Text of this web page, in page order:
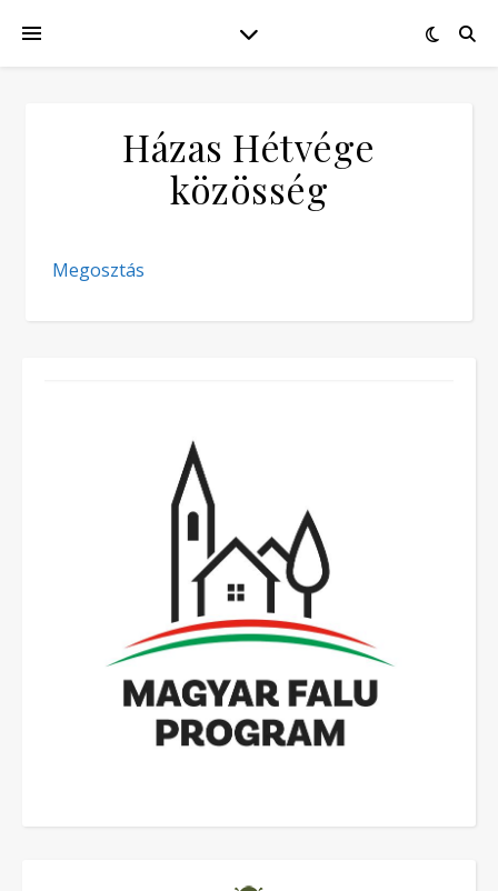
Házas Hétvége
közösség
Megosztás